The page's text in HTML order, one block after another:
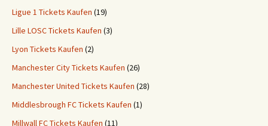
Ligue 1 Tickets Kaufen (19)
Lille LOSC Tickets Kaufen (3)
Lyon Tickets Kaufen (2)
Manchester City Tickets Kaufen (26)
Manchester United Tickets Kaufen (28)
Middlesbrough FC Tickets Kaufen (1)
Millwall FC Tickets Kaufen (11)